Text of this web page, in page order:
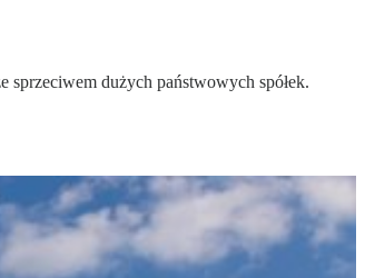
sprzeciwem dużych państwowych spółek.